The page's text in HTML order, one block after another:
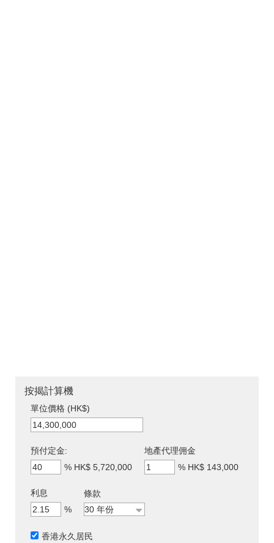
按揭計算機
單位價格 (HK$)
預付定金:
% HK$ 5,720,000
地產代理佣金
% HK$ 143,000
利息
%
條款
香港永久居民